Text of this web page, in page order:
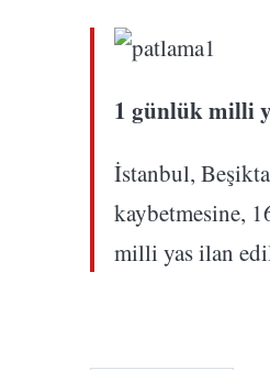
1 günlük milli
İstanbul,
kaybetmesine,
milli yas ilan